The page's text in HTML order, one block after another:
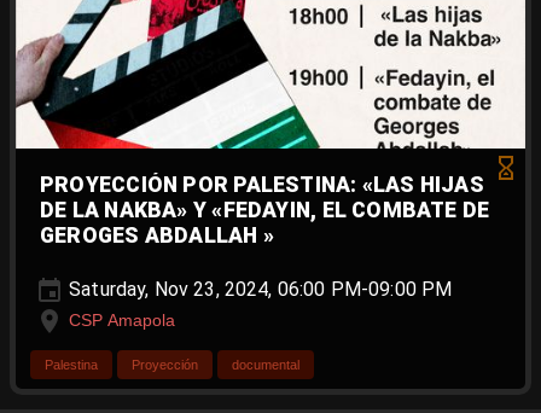
PROYECCIÓN POR PALESTINA: «LAS HIJAS
DE LA NAKBA» Y «FEDAYIN, EL COMBATE DE
GEROGES ABDALLAH »
Saturday, Nov 23, 2024, 06:00 PM-09:00 PM
CSP Amapola
Palestina Proyección documental